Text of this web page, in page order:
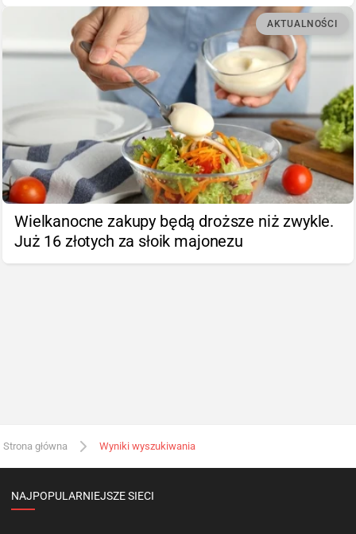
AKTUALNOŚCI
Wielkanocne zakupy będą droższe niż zwykle.
Już 16 złotych za słoik majonezu
Strona główna Wyniki wyszukiwania
NAJPOPULARNIEJSZE SIECI